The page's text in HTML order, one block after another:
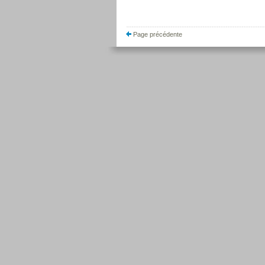
Page précédente